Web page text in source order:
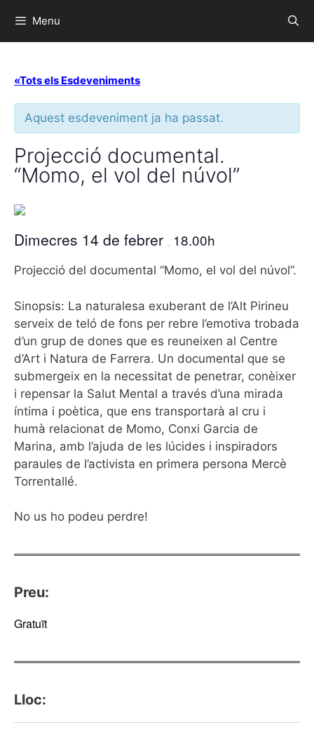
Menu
«Tots els Esdeveniments
Aquest esdeveniment ja ha passat.
Projecció documental.
“Momo, el vol del núvol”
Dimecres 14 de febrer , 18.00h
Projecció del documental “Momo, el vol del núvol”.
Sinopsis: La naturalesa exuberant de l’Alt Pirineu
serveix de teló de fons per rebre l’emotiva trobada
d’un grup de dones que es reuneixen al Centre
d’Art i Natura de Farrera. Un documental que se
submergeix en la necessitat de penetrar, conèixer
i repensar la Salut Mental a través d’una mirada
íntima i poètica, que ens transportarà al cru i
humà relacionat de Momo, Conxi Garcia de
Marina, amb l’ajuda de les lúcides i inspiradors
paraules de l’activista en primera persona Mercè
Torrentallé.
No us ho podeu perdre!
Preu:
Gratuït
Lloc: